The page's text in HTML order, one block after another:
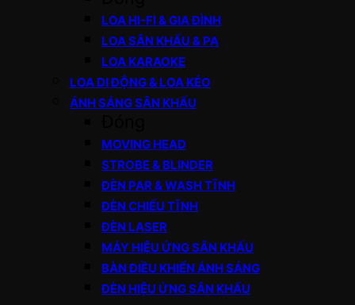
LOA HI-FI & GIA ĐÌNH
LOA SÂN KHẤU & PA
LOA KARAOKE
LOA DI ĐỘNG & LOA KÉO
ÁNH SÁNG SÂN KHẤU
MOVING HEAD
STROBE & BLINDER
ĐÈN PAR & WASH TĨNH
ĐÈN CHIẾU TĨNH
ĐÈN LASER
MÁY HIỆU ỨNG SÂN KHẤU
BÀN ĐIỀU KHIỂN ÁNH SÁNG
ĐÈN HIỆU ỨNG SÂN KHẤU